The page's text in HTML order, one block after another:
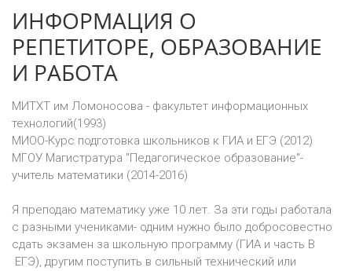
ИНФОРМАЦИЯ О
РЕПЕТИТОРЕ, ОБРАЗОВАНИЕ
И РАБОТА
МИТХТ им Ломоносова - факультет информационных
технологий(1993)
МИОО-Курс подготовка школьников к ГИА и ЕГЭ (2012)
МГОУ Магистратура "Педагогическое образование"-
учитель математики (2014-2016)
Я преподаю математику уже 10 лет. За эти годы работала
с разными учениками- одним нужно было добросовестно
сдать экзамен за школьную программу (ГИА и часть B
ЕГЭ), другим поступить в сильный технический или